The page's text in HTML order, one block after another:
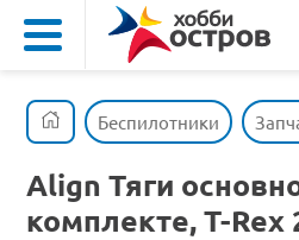
Беспилотники
Align Тяги
комплекте, T-Rex